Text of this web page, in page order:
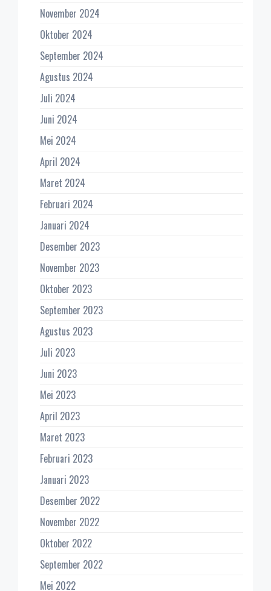
November 2024
Oktober 2024
September 2024
Agustus 2024
Juli 2024
Juni 2024
Mei 2024
April 2024
Maret 2024
Februari 2024
Januari 2024
Desember 2023
November 2023
Oktober 2023
September 2023
Agustus 2023
Juli 2023
Juni 2023
Mei 2023
April 2023
Maret 2023
Februari 2023
Januari 2023
Desember 2022
November 2022
Oktober 2022
September 2022
Mei 2022